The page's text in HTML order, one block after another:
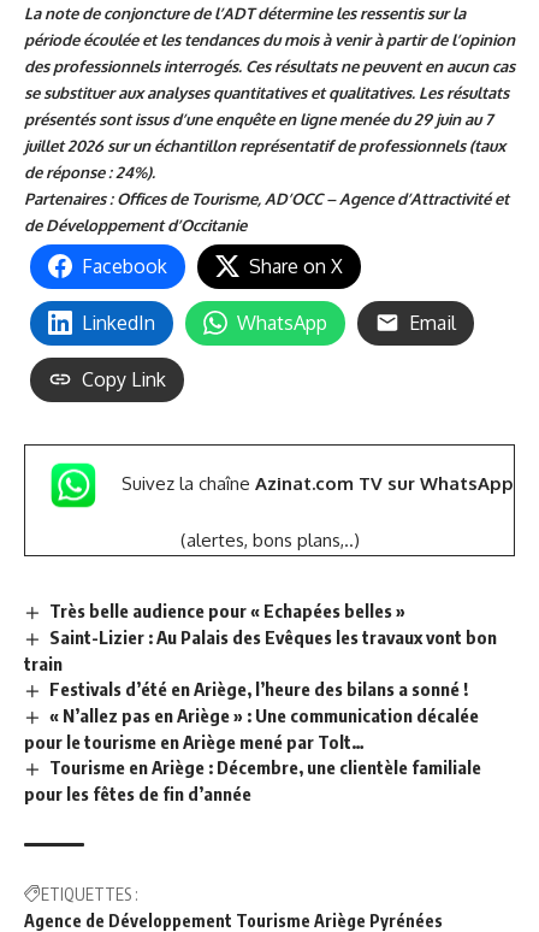
La note de conjoncture de l’ADTdétermine les ressentis sur la
période écoulée et les tendances du mois à venir à partir de l’opinion
des professionnels interrogés. Ces résultats ne peuvent en aucun cas
se substituer aux analyses quantitatives et qualitatives. Les résultats
présentés sont issus d’une enquête en ligne menée du 29 juin au 7
juillet 2026 sur un échantillon représentatif de professionnels (taux
de réponse : 24%).
Partenaires : Offices de Tourisme, AD’OCC – Agence d’Attractivité et
de Développement d’Occitanie
Facebook Share on X
LinkedIn WhatsApp Email
Copy Link
Suivez la chaîne Azinat.com TV sur WhatsApp
(alertes, bons plans,..)
Très belle audience pour « Echapées belles »
Saint-Lizier : Au Palais des Evêques les travaux vont bon
train
Festivals d’été en Ariège, l’heure des bilans a sonné !
« N’allez pas en Ariège » : Une communication décalée
pour le tourisme en Ariège mené par Tolt…
Tourisme en Ariège : Décembre, une clientèle familiale
pour les fêtes de fin d’année
ETIQUETTES :
Agence de Développement Tourisme Ariège Pyrénées